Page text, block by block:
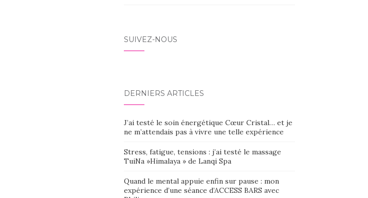
SUIVEZ-NOUS
DERNIERS ARTICLES
J’ai testé le soin énergétique Cœur Cristal… et je
ne m’attendais pas à vivre une telle expérience
Stress, fatigue, tensions : j’ai testé le massage
TuiNa »Himalaya » de Lanqi Spa
Quand le mental appuie enfin sur pause : mon
expérience d’une séance d’ACCESS BARS avec